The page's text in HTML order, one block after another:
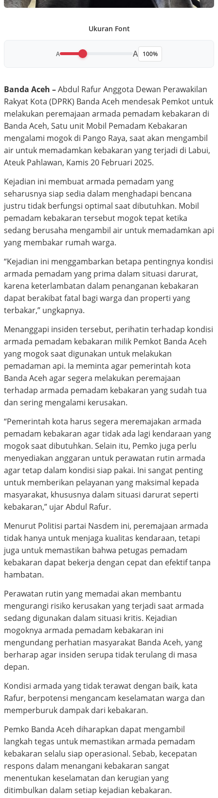
Ukuran Font
A A 100%
Banda Aceh –Abdul Rafur Anggota Dewan Perawakilan
Rakyat Kota (DPRK) Banda Aceh mendesak Pemkot untuk
melakukan peremajaan armada pemadam kebakaran di
Banda Aceh, Satu unit Mobil Pemadam Kebakaran
mengalami mogok di Pango Raya, saat akan mengambil
air untuk memadamkan kebakaran yang terjadi di Labui,
Ateuk Pahlawan, Kamis 20 Februari 2025.
Kejadian ini membuat armada pemadam yang
seharusnya siap sedia dalam menghadapi bencana
justru tidak berfungsi optimal saat dibutuhkan. Mobil
pemadam kebakaran tersebut mogok tepat ketika
sedang berusaha mengambil air untuk memadamkan api
yang membakar rumah warga.
“Kejadian ini menggambarkan betapa pentingnya kondisi
armada pemadam yang prima dalam situasi darurat,
karena keterlambatan dalam penanganan kebakaran
dapat berakibat fatal bagi warga dan properti yang
terbakar,” ungkapnya.
Menanggapi insiden tersebut, perihatin terhadap kondisi
armada pemadam kebakaran milik Pemkot Banda Aceh
yang mogok saat digunakan untuk melakukan
pemadaman api. Ia meminta agar pemerintah kota
Banda Aceh agar segera melakukan peremajaan
terhadap armada pemadam kebakaran yang sudah tua
dan sering mengalami kerusakan.
“Pemerintah kota harus segera meremajakan armada
pemadam kebakaran agar tidak ada lagi kendaraan yang
mogok saat dibutuhkan. Selain itu, Pemko juga perlu
menyediakan anggaran untuk perawatan rutin armada
agar tetap dalam kondisi siap pakai. Ini sangat penting
untuk memberikan pelayanan yang maksimal kepada
masyarakat, khususnya dalam situasi darurat seperti
kebakaran,” ujar Abdul Rafur.
Menurut Politisi partai Nasdem ini, peremajaan armada
tidak hanya untuk menjaga kualitas kendaraan, tetapi
juga untuk memastikan bahwa petugas pemadam
kebakaran dapat bekerja dengan cepat dan efektif tanpa
hambatan.
Perawatan rutin yang memadai akan membantu
mengurangi risiko kerusakan yang terjadi saat armada
sedang digunakan dalam situasi kritis. Kejadian
mogoknya armada pemadam kebakaran ini
mengundang perhatian masyarakat Banda Aceh, yang
berharap agar insiden serupa tidak terulang di masa
depan.
Kondisi armada yang tidak terawat dengan baik, kata
Rafur, berpotensi mengancam keselamatan warga dan
memperburuk dampak dari kebakaran.
Pemko Banda Aceh diharapkan dapat mengambil
langkah tegas untuk memastikan armada pemadam
kebakaran selalu siap operasional. Sebab, kecepatan
respons dalam menangani kebakaran sangat
menentukan keselamatan dan kerugian yang
ditimbulkan dalam setiap kejadian kebakaran.